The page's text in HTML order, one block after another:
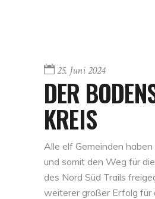
25. Juni 2024
DER
KREIS
Alle elf Gemeinden
und somit den Weg für
des Nord Süd Trails
weiterer großer Erfolg für